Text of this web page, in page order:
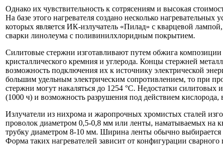
Однако их чувствительность к сотрясениям и высокая
На базе этого нагревателя создано несколько
которых является ИК-излучатель «Пилад» с кварцевой
сварки линолеума с поливинилхлоридным покрытием.
Силитовые стержни изготавливают путем обжига композиции
кристаллического кремния и углерода. Концы стержней
возможность подключения их к источнику электрической
большим удельным электрическим сопротивлением, то при
стержни могут накаляться до 1254 °С. Недостатки силитовых
(1000 ч) и возможность разрушения под действием кислорода,
Излучатели из нихрома и жаропрочных хромистых сталей
проволок диаметром 0,5-0,8 мм или ленты, наматываемых на
трубку диаметром 8-10 мм. Ширина ленты обычно
Форма таких нагревателей зависит от конфигурации сварного